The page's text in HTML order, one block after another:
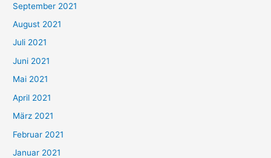
n
n
a
c
h
:
September 2021
August 2021
Juli 2021
Juni 2021
Mai 2021
April 2021
März 2021
Februar 2021
Januar 2021